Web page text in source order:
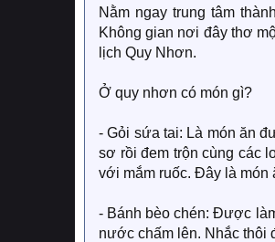
Nằm ngay trung tâm
Không gian nơi đây thơ
lịch Quy Nhơn.
Ở quy nhơn có món gì?
- Gỏi sứa tai: Là món ăn
sơ rồi đem trộn cùng các
với mắm ruốc. Đây là
- Bánh bèo chén: Được
nước chấm lên. Nhắc thôi